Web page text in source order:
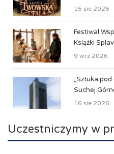
15 sie 2026
Festiwal
Książki
9 wrz 2026
„Sztuka pod
Suchej
16 sie 2026
Uczestniczymy w